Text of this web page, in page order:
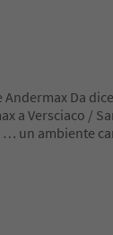
Andermax Da
a Versciaco /
… un ambiente